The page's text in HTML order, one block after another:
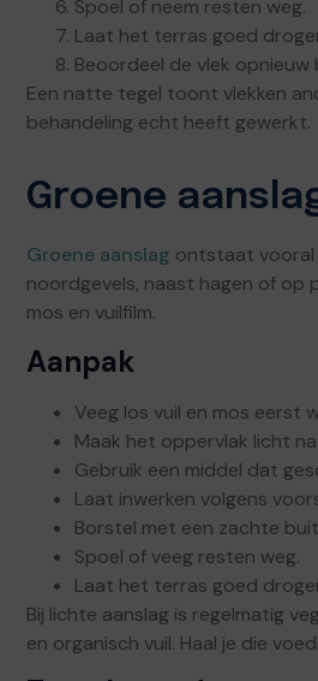
Spoel of neem resten weg.
Laat het terras goed
Beoordeel de vlek
Een natte tegel toont vlekken
behandeling echt heeft gewerkt.
Groene
Groene aanslag ontstaat vooral
noordgevels, naast hagen of op
mos en vuilfilm.
Aanpak
Veeg los vuil en mos eerst
Maak het oppervlak licht
Gebruik een middel dat
Laat inwerken volgens
Borstel met een zachte
Spoel of veeg resten weg.
Laat het terras goed
Bij lichte aanslag is regelmatig
en organisch vuil. Haal je die